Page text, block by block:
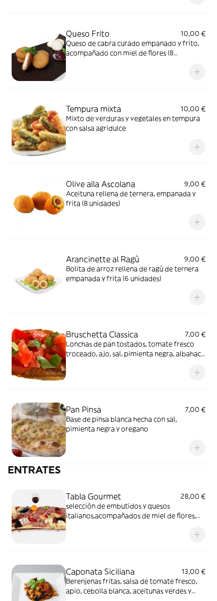
Queso Frito
10,00 €
Queso de cabra curado empanado y frito,
acompañado con miel de flores (8
Tempura mixta
10,00 €
Mixto de verduras y vegetales en tempura
con salsa agridulce
Olive alla Ascolana
9,00 €
Aceituna rellena de ternera, empanada y
frita (8 unidades)
Arancinette al Ragù
9,00 €
Bolita de arroz rellena de ragù de ternera
empanada y frita (6 unidades)
Bruschetta Classica
7,00 €
Lonchas de pan tostados, tomate fresco
troceado, ajo, sal, pimienta negra, albahaca
Pan Pinsa
7,00 €
Base de pinsa blanca hecha con sal,
pimienta negra y oregano
ENTRATES
Tabla Gourmet
28,00 €
selecciòn de embutidos y quesos
italianos,acompañados de miel de flores,
Caponata Siciliana
13,00 €
Berenjenas fritas, salsa de tomate fresco,
apio, cebolla blanca, aceitunas verdes y